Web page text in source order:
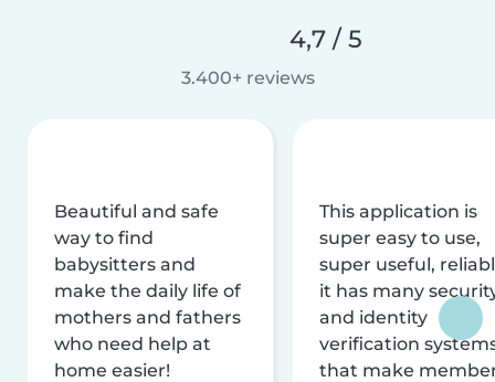
4,7 / 5
3.400+ reviews
Beautiful and safe
way to find
babysitters and
make the daily life of
mothers and fathers
who need help at
home easier!
This application is
super easy to use,
super useful,
it has many
and identity
verification
that make